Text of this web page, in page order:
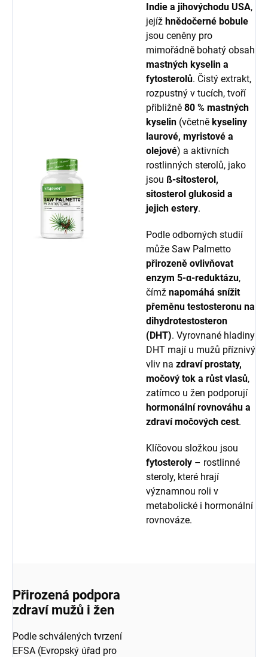
Indie a jihovýchodu USA,
jejíž hnědočerné bobule
jsou ceněny pro
mimořádně bohatý obsah
mastných kyselin a
fytosterolů. Čistý extrakt,
rozpustný v tucích, tvoří
přibližně 80 % mastných
kyselin (včetně kyseliny
laurové, myristové a
olejové) a aktivních
rostlinných sterolů, jako
jsou ß-sitosterol,
sitosterol glukosid a
jejich estery.
Podle odborných studií
může Saw Palmetto
přirozeně ovlivňovat
enzym 5-α-reduktázu,
čímž napomáhá snížit
přeměnu testosteronu na
dihydrotestosteron
(DHT). Vyrovnané hladiny
DHT mají u mužů příznivý
vliv na zdraví prostaty,
močový tok a růst vlasů,
zatímco u žen podporují
hormonální rovnováhu a
zdraví močových cest.
Klíčovou složkou jsou
fytosteroly – rostlinné
steroly, které hrají
významnou roli v
metabolické i hormonální
rovnováze.
Přirozená podpora
zdraví mužů i žen
Podle schválených tvrzení
EFSA (Evropský úřad pro